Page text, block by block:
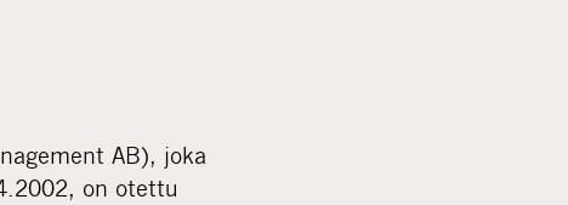
AB), joka
on otettu